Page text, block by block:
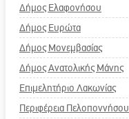
Δήμος Ελαφονήσου
Δήμος Ευρώτα
Δήμος Μονεμβασίας
Δήμος Ανατολικής Μάνης
Επιμελητήριο Λακωνίας
Περιφέρεια Πελοποννήσου